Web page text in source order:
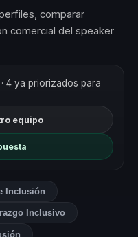
comparar
comercial del speaker
· 4 ya priorizados para
equipo
Inclusión
Inclusivo